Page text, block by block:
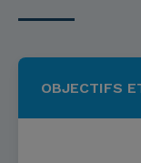
OBJECTIFS